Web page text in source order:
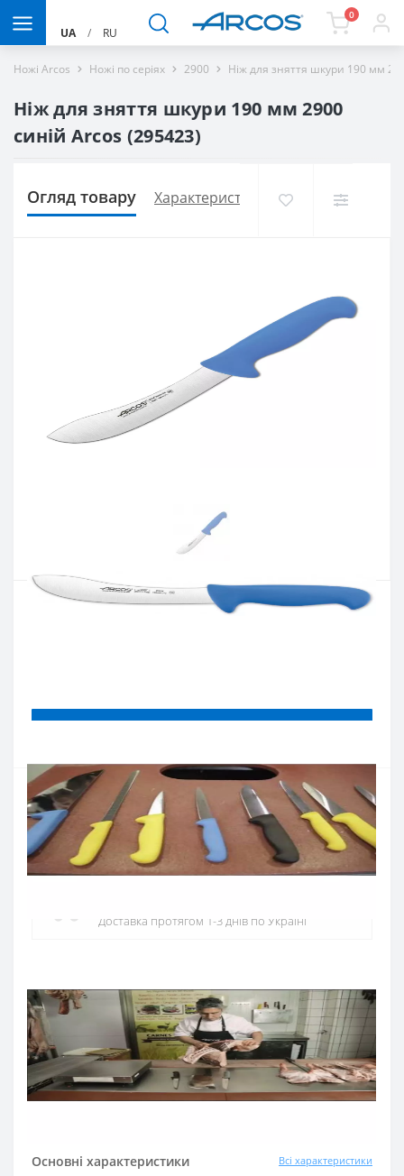
UA / RU
0
Ножі Arcos Ножі по серіях 2900 Ніж для зняття шкури 190 мм
Ніж для зняття шкури 190 мм 2900
синій Arcos (295423)
Огляд товару Характеристики Доставка і
Артикул:295423
Основні характеристики Всі характеристики
Офіційний дистриб'ютор
Офіційний дистриб'ютор ARCOS в Україні
Доставка протягом 1-3 днів по Україні
10 років гарантія на ножі
Купуй в кредит
Оплата частинами або миттєва розстрочка
від ПриватБанку